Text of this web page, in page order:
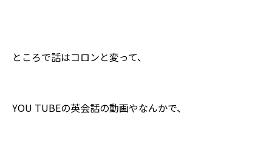
ところで話はコロンと変って、
YOU TUBEの英会話の動画やなんかで、